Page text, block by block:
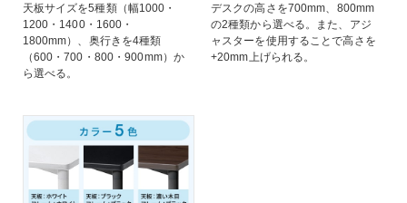
天板サイズを5種類（幅1000・
1200・1400・1600・
1800mm）、奥行きを4種類
（600・700・800・900mm）か
ら選べる。
デスクの高さを700mm、800mm
の2種類から選べる。また、アジ
ャスターを使用することで高さを
+20mm上げられる。